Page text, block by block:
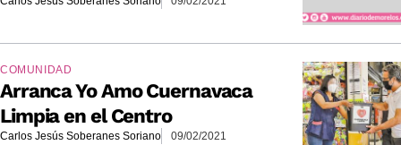
COMUNIDAD
Arranca Yo Amo Cuernavaca
Limpia en el Centro
Carlos Jesús Soberanes Soriano 09/02/2021